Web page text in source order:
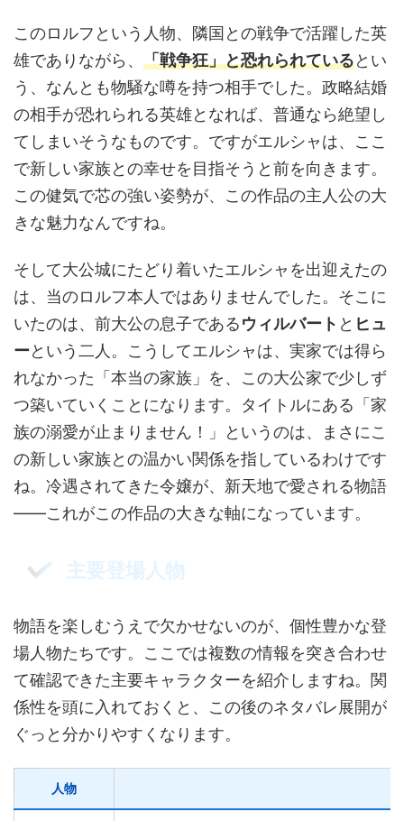
このロルフという人物、隣国との戦争で活躍した英
雄でありながら、 「戦争狂」と恐れられているとい
う、なんとも物騒な噂を持つ相手でした。政略結婚
の相手が恐れられる英雄となれば、普通なら絶望し
てしまいそうなものです。ですがエルシャは、ここ
で新しい家族との幸せを目指そうと前を向きます。
この健気で芯の強い姿勢が、この作品の主人公の大
きな魅力なんですね。
そして大公城にたどり着いたエルシャを出迎えたの
は、当のロルフ本人ではありませんでした。そこに
いたのは、前大公の息子であるウィルバート と ヒュ
ーという二人。こうしてエルシャは、実家では得ら
れなかった「本当の家族」を、この大公家で少しず
つ築いていくことになります。タイトルにある「家
族の溺愛が止まりません！」というのは、まさにこ
の新しい家族との温かい関係を指しているわけです
ね。冷遇されてきた令嬢が、新天地で愛される物語
――これがこの作品の大きな軸になっています。
主要登場人物
物語を楽しむうえで欠かせないのが、個性豊かな登
場人物たちです。ここでは複数の情報を突き合わせ
て確認できた主要キャラクターを紹介しますね。関
係性を頭に入れておくと、この後のネタバレ展開が
ぐっと分かりやすくなります。
人物